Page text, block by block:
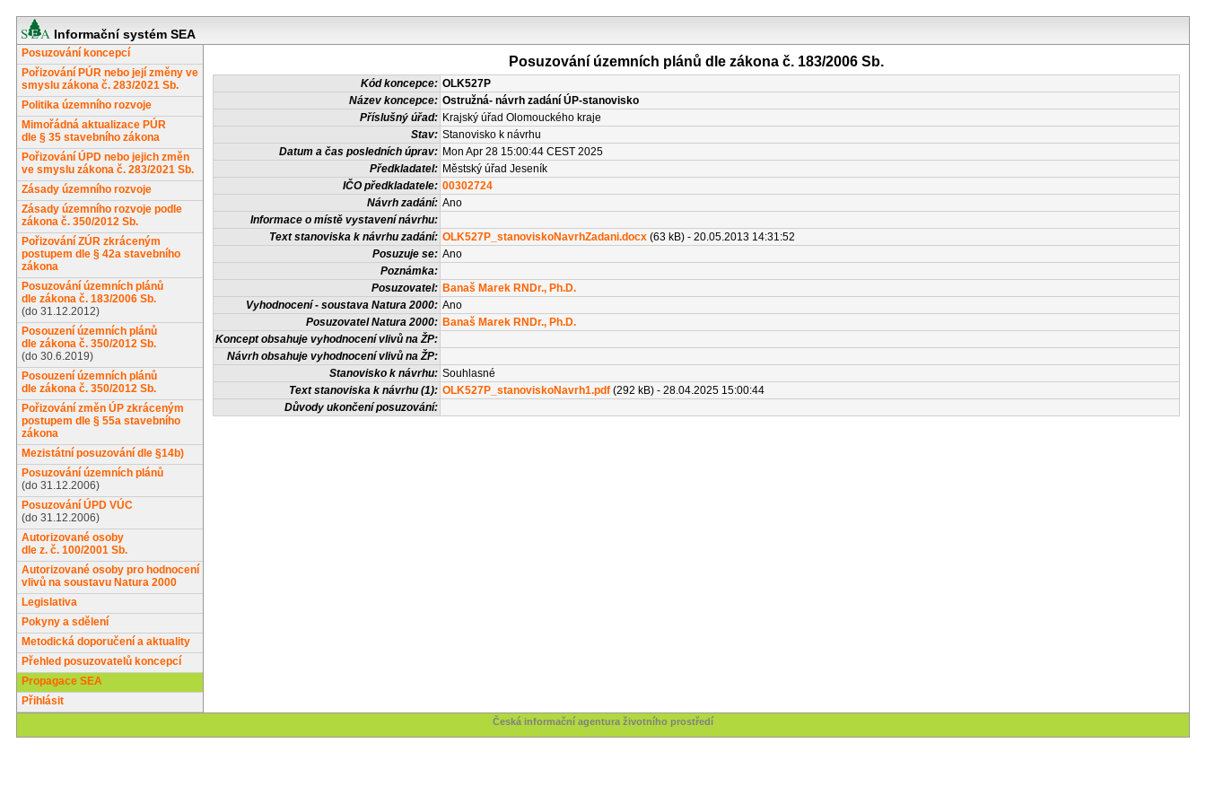
Informační systém SEA
Posuzování koncepcí
Pořizování PÚR nebo její změny ve
smyslu zákona č. 283/2021 Sb.
Politika územního rozvoje
Mimořádná aktualizace PÚR
dle § 35 stavebního zákona
Pořizování ÚPD nebo jejich změn
ve smyslu zákona č. 283/2021 Sb.
Zásady územního rozvoje
Zásady územního rozvoje podle
zákona č. 350/2012 Sb.
Pořizování ZÚR zkráceným
postupem dle § 42a stavebního
zákona
Posuzování územních plánů
dle zákona č. 183/2006 Sb.
(do 31.12.2012)
Posouzení územních plánů
dle zákona č. 350/2012 Sb.
(do 30.6.2019)
Posouzení územních plánů
dle zákona č. 350/2012 Sb.
Pořizování změn ÚP zkráceným
postupem dle § 55a stavebního
zákona
Mezistátní posuzování dle §14b)
Posuzování územních plánů
(do 31.12.2006)
Posuzování ÚPD VÚC
(do 31.12.2006)
Autorizované osoby
dle z. č. 100/2001 Sb.
Autorizované osoby pro hodnocení
vlivů na soustavu Natura 2000
Legislativa
Pokyny a sdělení
Metodická doporučení a aktuality
Přehled posuzovatelů koncepcí
Propagace SEA
Přihlásit
Posuzování územních plánů dle zákona č. 183/2006 Sb.
Kód koncepce: OLK527P
Název koncepce: Ostružná- návrh zadání ÚP-stanovisko
Příslušný úřad: Krajský úřad Olomouckého kraje
Stav: Stanovisko k návrhu
Datum a čas posledních úprav: Mon Apr 28 15:00:44 CEST 2025
Předkladatel: Městský úřad Jeseník
IČO předkladatele: 00302724
Návrh zadání: Ano
Informace o místě vystavení návrhu:
Text stanoviska k návrhu zadání: OLK527P_stanoviskoNavrhZadani.docx (63 kB) - 20.05.2013 14:31:52
Posuzuje se: Ano
Poznámka:
Posuzovatel: Banaš Marek RNDr., Ph.D.
Vyhodnocení - soustava Natura 2000: Ano
Posuzovatel Natura 2000: Banaš Marek RNDr., Ph.D.
Koncept obsahuje vyhodnocení vlivů na ŽP:
Návrh obsahuje vyhodnocení vlivů na ŽP:
Stanovisko k návrhu: Souhlasné
Text stanoviska k návrhu (1): OLK527P_stanoviskoNavrh1.pdf (292 kB) - 28.04.2025 15:00:44
Důvody ukončení posuzování:
Česká informační agentura životního prostředí